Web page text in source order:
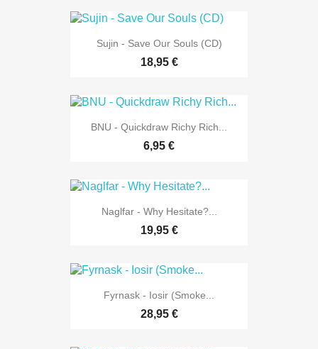
Sujin - Save Our Souls (CD)
18,95 €
BNU - Quickdraw Richy Rich...
6,95 €
Naglfar - Why Hesitate?...
19,95 €
Fyrnask - Iosir (Smoke...
28,95 €